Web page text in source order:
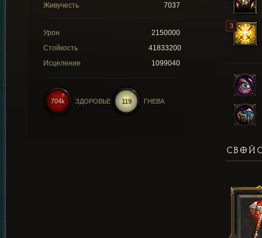
Живучесть
7037
Урон
2150000
Стойкость
41833200
Исцеление
1099040
119 ГНЕВА
704k ЗДОРОВЬЕ